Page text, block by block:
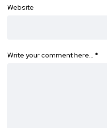
Website
Write your comment here… *